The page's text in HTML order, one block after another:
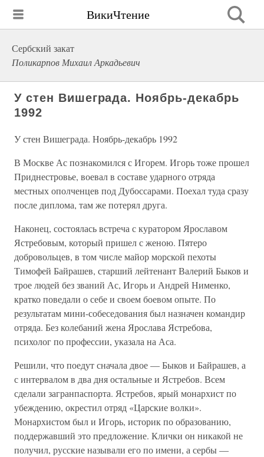
ВикиЧтение
Сербский закат
Поликарпов Михаил Аркадьевич
У стен Вишеграда. Ноябрь-декабрь
1992
У стен Вишеграда. Ноябрь-декабрь 1992
В Москве Ас познакомился с Игорем. Игорь тоже прошел
Приднестровье, воевал в составе ударного отряда
местных ополченцев под Дубоссарами. Поехал туда сразу
после диплома, там же потерял друга.
Наконец, состоялась встреча с куратором Ярославом
Ястребовым, который пришел с женою. Пятеро
добровольцев, в том числе майор морской пехоты
Тимофей Байрашев, старший лейтенант Валерий Быков и
трое людей без званий Ас, Игорь и Андрей Нименко,
кратко поведали о себе и своем боевом опыте. По
результатам мини-собеседования был назначен командир
отряда. Без колебаний жена Ярослава Ястребова,
психолог по профессии, указала на Аса.
Решили, что поедут сначала двое — Быков и Байрашев, а
с интервалом в два дня остальные и Ястребов. Всем
сделали загранпаспорта. Ястребов, ярый монархист по
убеждению, окрестил отряд «Царские волки».
Монархистом был и Игорь, историк по образованию,
поддержавший это предложение. Клички он никакой не
получил, русские называли его по имени, а сербы —